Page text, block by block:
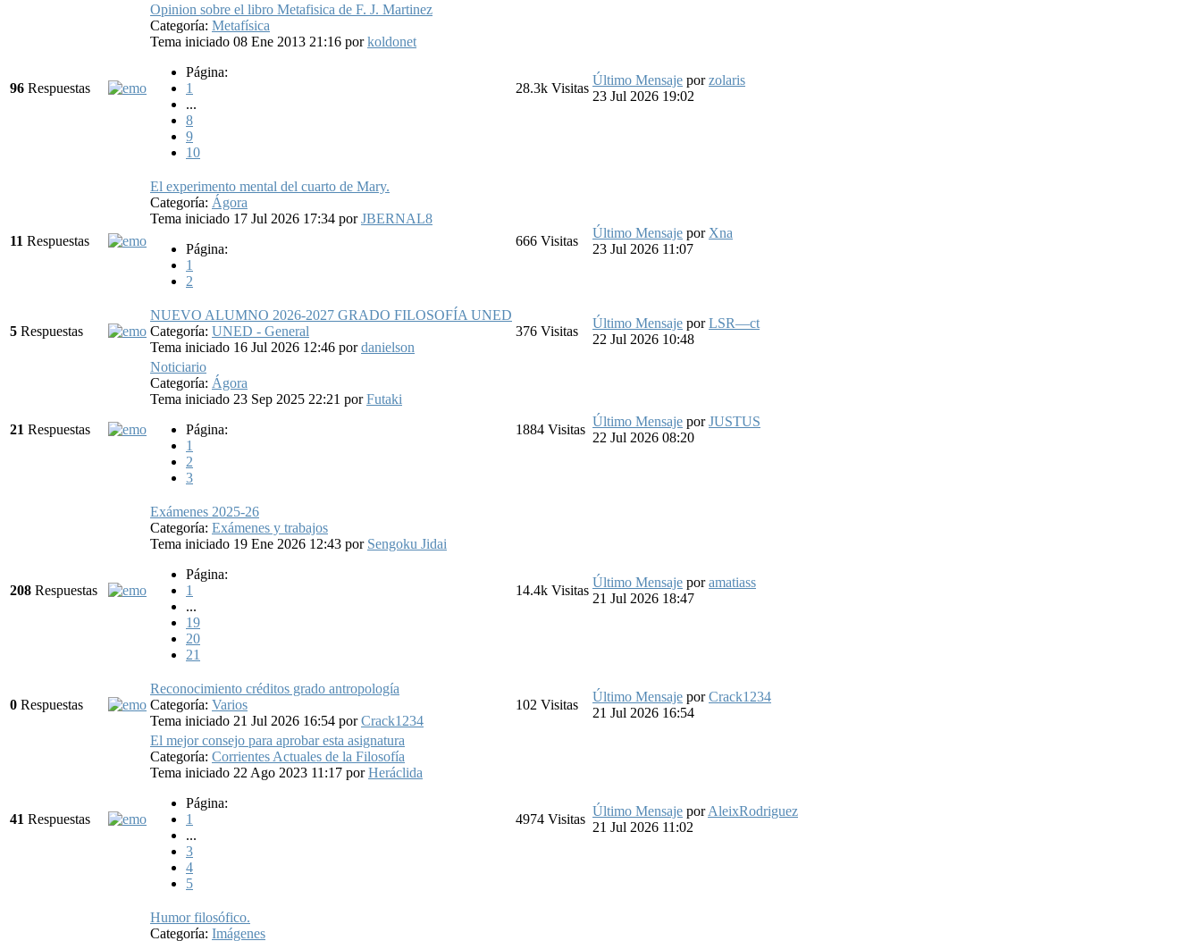
96 Respuestas
Opinion sobre el libro Metafisica de F. J. Martinez
Categoría: Metafísica
Tema iniciado 08 Ene 2013 21:16 porkoldonet
Página:
1
...
8
9
10
28.3k Visitas
Último Mensaje porzolaris
23 Jul 2026 19:02
11 Respuestas
El experimento mental del cuarto de Mary.
Categoría: Ágora
Tema iniciado 17 Jul 2026 17:34 porJBERNAL8
Página:
1
2
666 Visitas
Último Mensaje por Xna
23 Jul 2026 11:07
5 Respuestas
NUEVO ALUMNO 2026-2027 GRADO FILOSOFÍA UNED
Categoría: UNED - General
Tema iniciado 16 Jul 2026 12:46 pordanielson
376 Visitas
Último Mensaje porLSR—ct
22 Jul 2026 10:48
21 Respuestas
Noticiario
Categoría: Ágora
Tema iniciado 23 Sep 2025 22:21 porFutaki
Página:
1
2
3
1884 Visitas
Último Mensaje porJUSTUS
22 Jul 2026 08:20
208 Respuestas
Exámenes 2025-26
Categoría: Exámenes y trabajos
Tema iniciado 19 Ene 2026 12:43 por Sengoku Jidai
Página:
1
...
19
20
21
14.4k Visitas
Último Mensaje poramatiass
21 Jul 2026 18:47
0 Respuestas
Reconocimiento créditos grado antropología
Categoría: Varios
Tema iniciado 21 Jul 2026 16:54 porCrack1234
102 Visitas
Último Mensaje porCrack1234
21 Jul 2026 16:54
41 Respuestas
El mejor consejo para aprobar esta asignatura
Categoría: Corrientes Actuales de la Filosofía
Tema iniciado 22 Ago 2023 11:17 porHeráclida
Página:
1
...
3
4
5
4974 Visitas
Último Mensaje porAleixRodriguez
21 Jul 2026 11:02
Humor filosófico.
Categoría: Imágenes